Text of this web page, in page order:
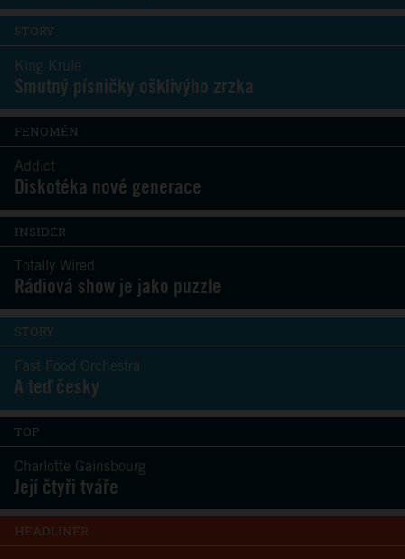
STORY
King Krule
Smutný písničky ošklivýho zrzka
FENOMÉN
Addict
Diskotéka nové generace
INSIDER
Totally Wired
Rádiová show je jako puzzle
STORY
Fast Food Orchestra
A teď česky
TOP
Charlotte Gainsbourg
Její čtyři tváře
HEADLINER